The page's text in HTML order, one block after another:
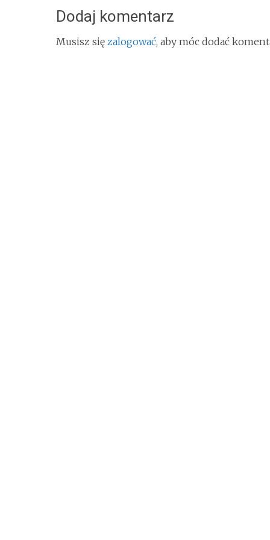
Dodaj komentarz
Musisz się zalogować, aby móc dodać